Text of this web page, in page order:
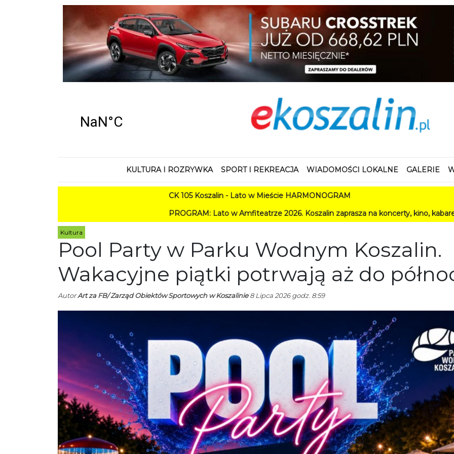
KULTURA I ROZRYWKA SPORT I REKREACJA WIADOMOŚCI LOKALNE GALERIE
CK 105 Koszalin - Lato w Mieście HARMONOGRAM
PROGRAM: Lato w Amfiteatrze 2026. Koszalin zaprasza na koncerty, kino, kabarety i festiwale
Kultura
Pool Party w Parku Wodnym Koszalin.
Wakacyjne piątki potrwają aż do
AutorArt za FB/ Zarząd Obiektów Sportowych w Koszalinie8 Lipca 2026 godz. 8:59